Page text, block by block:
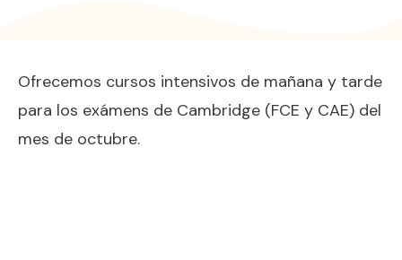
Ofrecemos cursos intensivos de mañana y tarde
para los exámens de Cambridge (FCE y CAE) del
mes de octubre.